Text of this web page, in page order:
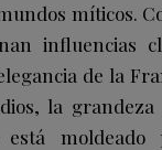
míticos.
influencias
de la
la
está